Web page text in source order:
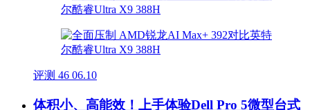
评测 46 06.10
体积小、高能效！上手体验Dell Pro 5微型台式